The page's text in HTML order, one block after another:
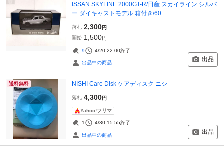
ISSAN SKYLINE 2000GT-R/日産 スカイライン シルバ
ー ダイキャストモデル 箱付き/60
落札 2,300円
開始 1,500円
9 4/20 22:00終了
出品中の商品 出品
送料無料 NISHI Care Disk ケアディスク ニシ
落札 4,300円
Yahoo!フリマ
1 4/30 15:55終了
出品中の商品 出品